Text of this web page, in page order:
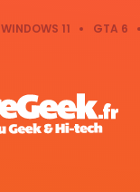
WINDOWS 11 GTA 6